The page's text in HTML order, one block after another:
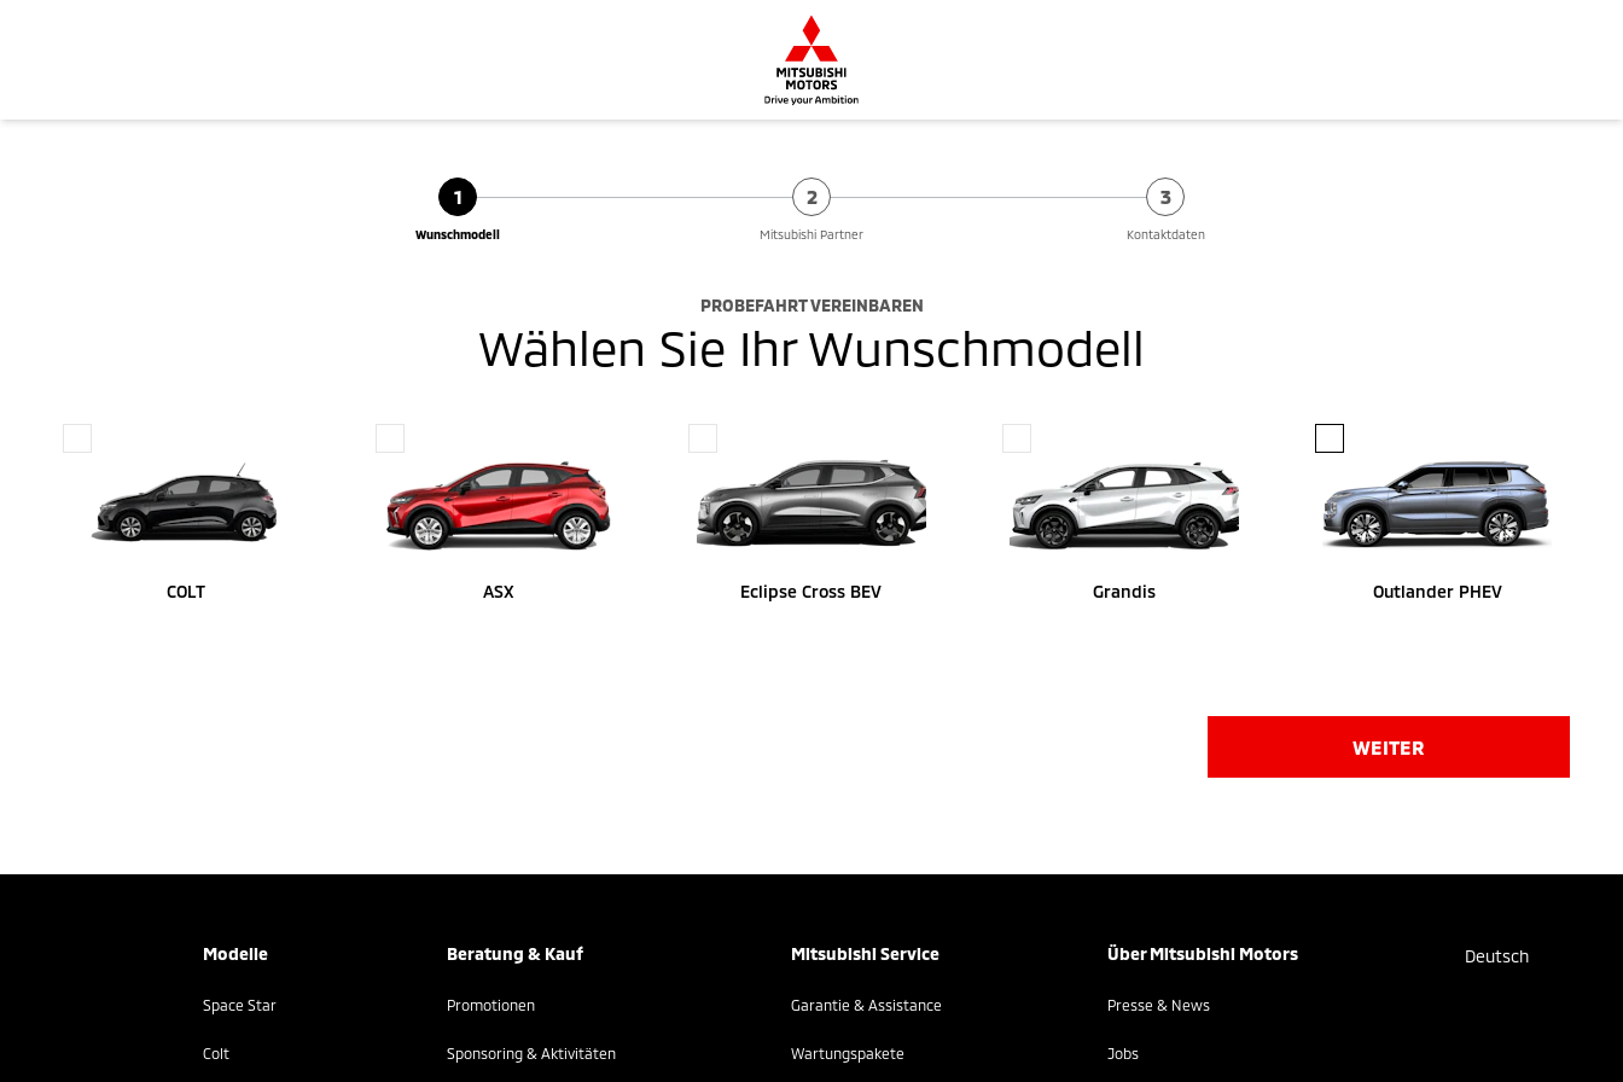
1
Wunschmodell
2
Mitsubishi Partner
3
Kontaktdaten
PROBEFAHRT VEREINBAREN
Wählen Sie Ihr Wunschmodell
COLT ASX Eclipse Cross BEV Grandis Outlander PHEV
WEITER
Modelle
Space Star
Colt
Beratung & Kauf
Promotionen
Sponsoring & Aktivitäten
Mitsubishi Service
Garantie & Assistance
Wartungspakete
Über Mitsubishi Motors
Presse & News
Jobs
Deutsch